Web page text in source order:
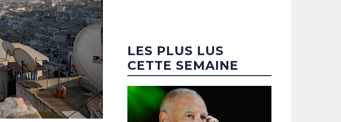
LES PLUS LUS
CETTE SEMAINE